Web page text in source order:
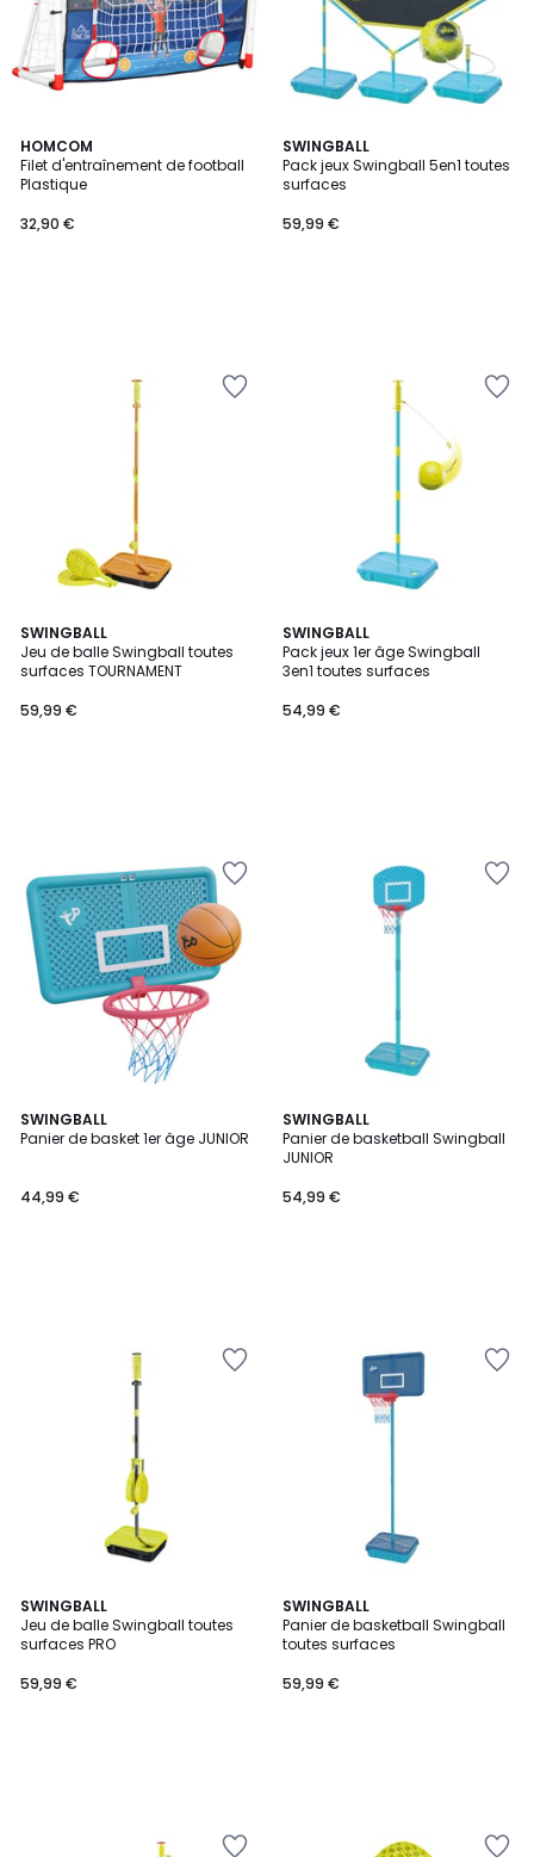
HOMCOM
Filet d'entraînement de football
Plastique
32,90 €
SWINGBALL
Pack jeux Swingball 5en1 toutes
surfaces
59,99 €
SWINGBALL
Jeu de balle Swingball toutes
surfaces TOURNAMENT
59,99 €
SWINGBALL
Pack jeux 1er âge Swingball
3en1 toutes surfaces
54,99 €
SWINGBALL
Panier de basket 1er âge JUNIOR
44,99 €
SWINGBALL
Panier de basketball Swingball
JUNIOR
54,99 €
SWINGBALL
Jeu de balle Swingball toutes
surfaces PRO
59,99 €
SWINGBALL
Panier de basketball Swingball
toutes surfaces
59,99 €